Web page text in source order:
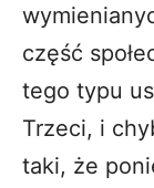
część
tego typu
Trzeci, i
taki, że